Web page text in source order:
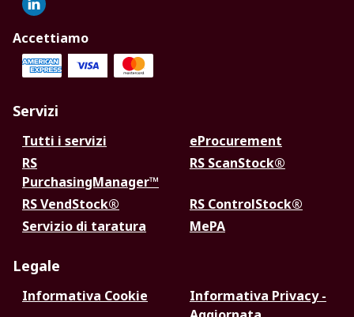
Accettiamo
Servizi
Tutti i servizi
eProcurement
RS
PurchasingManager™
RS ScanStock®
RS VendStock®
RS ControlStock®
Servizio di taratura
MePA
Legale
Informativa Cookie
Informativa Privacy -